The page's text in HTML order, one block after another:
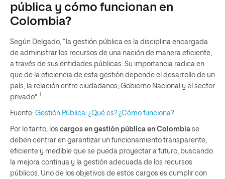
pública y cómo funcionan en
Colombia?
Según Delgado, “la gestión pública es la disciplina encargada
de administrar los recursos de una nación de manera eficiente,
a través de sus entidades públicas. Su importancia radica en
que de la eficiencia de esta gestión depende el desarrollo de un
país, la relación entre ciudadanos, Gobierno Nacional y el sector
privado”. 1
Fuente: Gestión Pública: ¿Qué es? ¿Cómo funciona?
Por lo tanto, los cargos en gestión pública en Colombia se
deben centrar en garantizar un funcionamiento transparente,
eficiente y medible que se pueda proyectar a futuro, buscando
la mejora continua y la gestión adecuada de los recursos
públicos. Uno de los objetivos de estos cargos es cumplir con